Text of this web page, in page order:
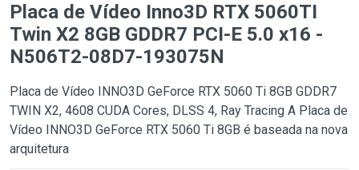
Placa de Vídeo Inno3D RTX 5060TI
Twin X2 8GB GDDR7 PCI-E 5.0 x16 -
N506T2-08D7-193075N
Placa de Vídeo INNO3D GeForce RTX 5060 Ti 8GB GDDR7
TWIN X2, 4608 CUDA Cores, DLSS 4, Ray Tracing A Placa de
Vídeo INNO3D GeForce RTX 5060 Ti 8GB é baseada na nova
arquitetura